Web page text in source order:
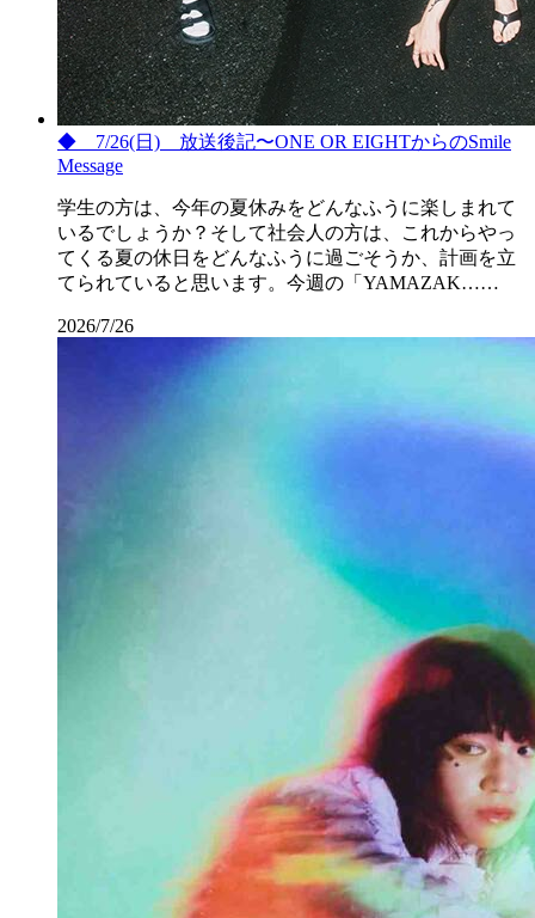
◆ 7/26(日) 放送後記〜ONE OR EIGHTからのSmile
Message
学生の方は、今年の夏休みをどんなふうに楽しまれて
いるでしょうか？そして社会人の方は、これからやっ
てくる夏の休日をどんなふうに過ごそうか、計画を立
てられていると思います。今週の「YAMAZAK……
2026/7/26